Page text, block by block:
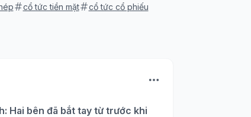
cổ tức tiền mặt
cổ tức cổ phiếu
Hai bên đã bắt tay từ trước khi